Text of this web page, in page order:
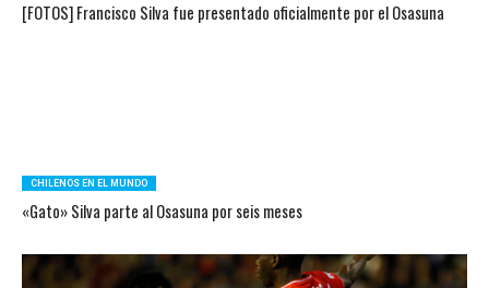
[FOTOS] Francisco Silva fue presentado oficialmente por el Osasuna
CHILENOS EN EL MUNDO
«Gato» Silva parte al Osasuna por seis meses